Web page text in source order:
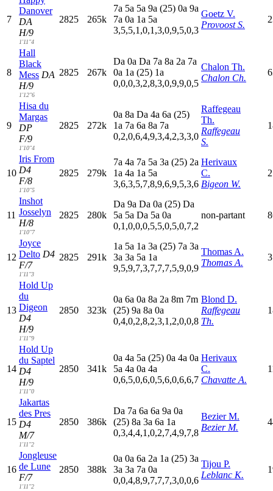
7
Danover
DA
H/9
1'11"4
2825 265k
7a 5a 5a 9a (25) 0a 9a
7a 0a 1a 5a
3,5,5,1,0,1,3,0,9,5,0,3
Goetz V.
Provoost S.
8
Hall
Black
Mess DA
H/9
1'12"6
2825 267k
Da 0a Da 7a 8a 2a 7a
0a 1a (25) 1a
0,0,0,3,2,8,3,0,9,9,0,5
Chalon Th.
Chalon Ch.
9
Hisa du
Margas
DP
F/9
1'10"4
2825 272k
0a 8a Da 4a 6a (25)
1a 7a 6a 8a 7a
0,2,0,6,4,9,3,4,2,3,3,0
Raffegeau
Th.
Raffegeau
S.
10
Iris From
D4
F/8
1'10"5
2825 279k
7a 4a 7a 5a 3a (25) 2a
1a 4a 1a 5a
3,6,3,5,7,8,9,6,9,5,3,6
Herivaux
C.
Bigeon W.
11
Inshot
Josselyn
H/8
1'10"7
2825 280k
Da 9a Da 0a (25) Da
5a 5a Da 5a 0a
0,1,0,0,0,5,5,0,5,0,7,2
non-partant
12
Joyce
Delto D4
F/7
1'11"3
2825 291k
1a 5a 1a 3a (25) 7a 3a
3a 3a 5a 1a
9,5,9,7,3,7,7,7,5,9,0,9
Thomas A.
Thomas A.
13
Hold Up
du
Digeon
D4
H/9
1'11"9
2850 323k
0a 6a 0a 8a 2a 8m 7m
(25) 9a 8a 0a
0,4,0,2,8,2,3,1,2,0,0,8
Blond D.
Raffegeau
Th.
14
Hold Up
du Saptel
D4
H/9
1'11"0
2850 341k
0a 4a 5a (25) 0a 4a 0a
5a 4a 0a 4a
0,6,5,0,6,0,5,6,0,6,6,7
Herivaux
C.
Chavatte A.
15
Jakartas
des Pres
D4
M/7
1'11"2
2850 386k
Da 7a 6a 6a 9a 0a
(25) 8a 3a 6a 1a
0,3,4,4,1,0,2,7,4,9,7,8
Bezier M.
Bezier M.
16
Jongleuse
de Lune
F/7
1'11"2
2850 388k
0a 0a 6a 2a 1a (25) 3a
3a 3a 7a 0a
0,0,4,8,9,7,7,7,3,0,0,6
Tijou P.
Leblanc K.